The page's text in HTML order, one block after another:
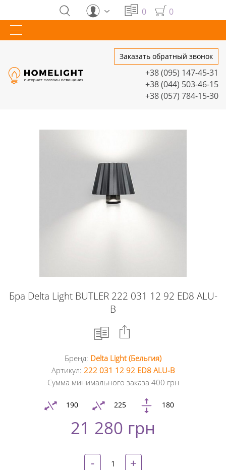
0 0
Заказать обратный звонок
+38 (095) 147-45-31
+38 (044) 503-46-15
+38 (057) 784-15-30
Бра Delta Light BUTLER 222 031 12 92 ED8 ALU-
B
Facebook
Twitter
Pinterest
Бренд: Delta Light (Бельгия)
Артикул: 222 031 12 92 ED8 ALU-B
Сумма минимального заказа 400 грн
190 225 180
21 280 грн
- +